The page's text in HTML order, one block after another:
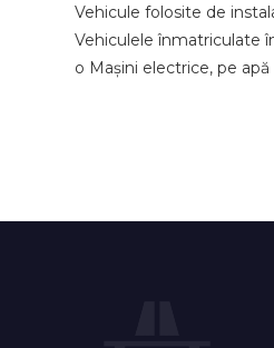
Vehicule folosite de
Vehiculele înmatriculate
o Mașini electrice, pe